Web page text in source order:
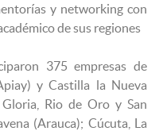
y networking con
de sus regiones
375 empresas de
y Castilla la Nueva
Rio de Oro y San
(Arauca); Cúcuta, La